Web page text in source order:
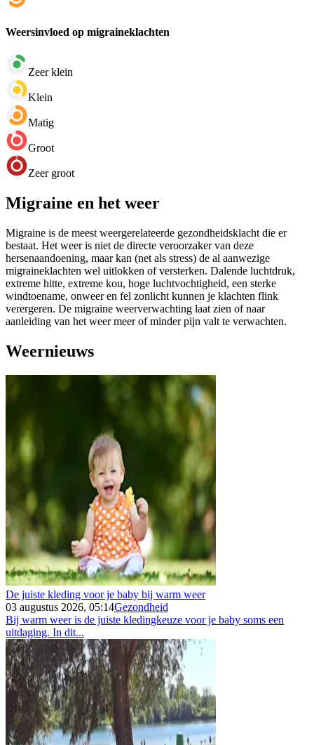
Weersinvloed op migraineklachten
Zeer klein
Klein
Matig
Groot
Zeer groot
Migraine en het weer
Migraine is de meest weergerelateerde gezondheidsklacht die er
bestaat. Het weer is niet de directe veroorzaker van deze
hersenaandoening, maar kan (net als stress) de al aanwezige
migraineklachten wel uitlokken of versterken. Dalende luchtdruk,
extreme hitte, extreme kou, hoge luchtvochtigheid, een sterke
windtoename, onweer en fel zonlicht kunnen je klachten flink
verergeren. De migraine weerverwachting laat zien of naar
aanleiding van het weer meer of minder pijn valt te verwachten.
Weernieuws
De juiste kleding voor je baby bij warm weer
03 augustus 2026, 05:14Gezondheid
Bij warm weer is de juiste kledingkeuze voor je baby soms een
uitdaging. In dit...